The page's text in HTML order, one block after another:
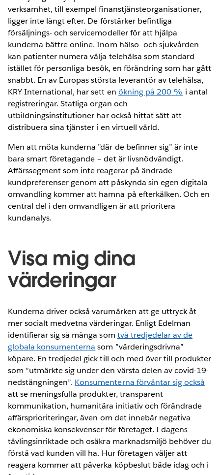
verksamhet, till exempel finanstjänsteorganisationer,
ligger inte långt efter. De förstärker befintliga
försäljnings- och servicemodeller för att hjälpa
kunderna bättre online. Inom hälso- och sjukvården
kan patienter numera välja telehälsa som standard
istället för personliga besök, en förändring som har gått
snabbt. En av Europas största leverantör av telehälsa,
KRY International, har sett en ökning på 200 % i antal
registreringar. Statliga organ och
utbildningsinstitutioner har också hittat sätt att
distribuera sina tjänster i en virtuell värld.
Men att möta kunderna ”där de befinner sig” är inte
bara smart företagande – det är livsnödvändigt.
Affärssegment som inte reagerar på ändrade
kundpreferenser genom att påskynda sin egen digitala
omvandling kommer att hamna på efterkälken. Och en
central del i den omvandligen är att prioritera
kundanalys.
Visa mig dina
värderingar
Kunderna driver också varumärken att ge uttryck åt
mer socialt medvetna värderingar. Enligt Edelman
identifierar sig så många som två tredjedelar av de
globala konsumenterna som ”värderingsdrivna”
köpare. En tredjedel gick till och med över till produkter
som ”utmärkte sig under den värsta delen av covid-19-
nedstängningen”. Konsumenterna förväntar sig också
att se meningsfulla produkter, transparent
kommunikation, humanitära initiativ och förändrade
affärsprioriteringar, även om det innebär negativa
ekonomiska konsekvenser för företaget. I dagens
tävlingsinriktade och osäkra marknadsmiljö behöver du
förstå vad kunden vill ha. Hur företagen väljer att
reagera kommer att påverka köpbeslut både idag och i